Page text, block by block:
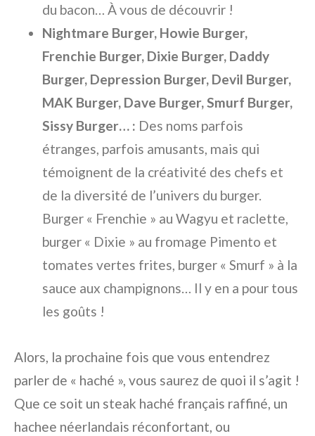
du bacon… À vous de découvrir !
Nightmare Burger, Howie Burger,
Frenchie Burger, Dixie Burger, Daddy
Burger, Depression Burger, Devil Burger,
MAK Burger, Dave Burger, Smurf Burger,
Sissy Burger… : Des noms parfois
étranges, parfois amusants, mais qui
témoignent de la créativité des chefs et
de la diversité de l’univers du burger.
Burger « Frenchie » au Wagyu et raclette,
burger « Dixie » au fromage Pimento et
tomates vertes frites, burger « Smurf » à la
sauce aux champignons… Il y en a pour tous
les goûts !
Alors, la prochaine fois que vous entendrez
parler de « haché », vous saurez de quoi il s’agit !
Que ce soit un steak haché français raffiné, un
hachee néerlandais réconfortant, ou